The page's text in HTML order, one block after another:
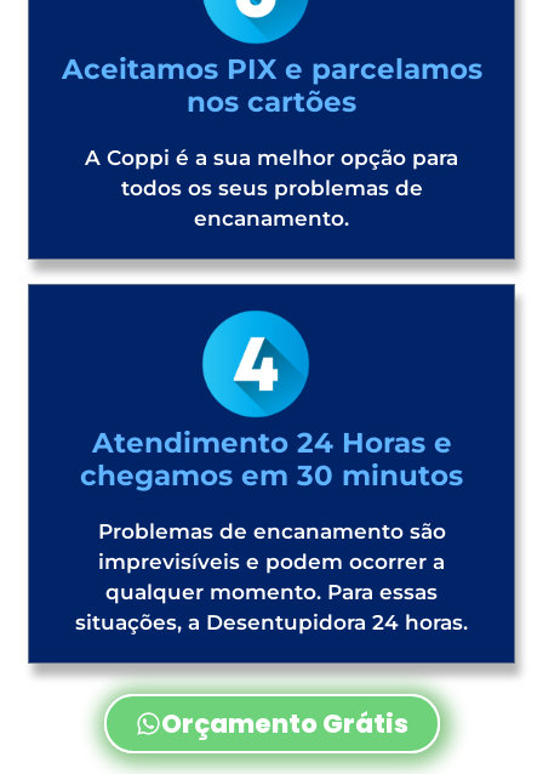
Aceitamos PIX e parcelamos
nos cartões
A Coppi é a sua melhor opção para
todos os seus problemas de
encanamento.
Atendimento 24 Horas e
chegamos em 30 minutos
Problemas de encanamento são
imprevisíveis e podem ocorrer a
qualquer momento. Para essas
situações, a Desentupidora 24 horas.
Orçamento Grátis